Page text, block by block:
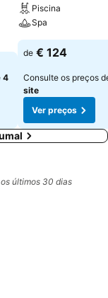
4
Piscina
Spa
de € 124
Consulte os preços
site
Ver preços
últimos 30 dias